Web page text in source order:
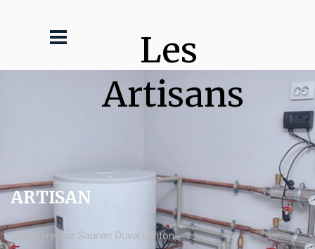
Les
Artisans
ARTISAN
chaudière gaz Saunier Duval Lanton